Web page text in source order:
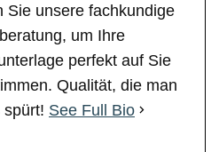
Sie unsere fachkundige
um Ihre
perfekt auf Sie
Qualität, die man
spürt! See Full Bio